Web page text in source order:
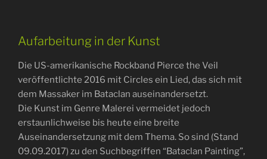
Aufarbeitung in der Kunst
Die US-amerikanische Rockband Pierce the Veil
veröffentlichte 2016 mit Circles ein Lied, das sich mit
dem Massaker im Bataclan auseinandersetzt.
Die Kunst im Genre Malerei vermeidet jedoch
erstaunlichweise bis heute eine breite
Auseinandersetzung mit dem Thema. So sind (Stand
09.09.2017) zu den Suchbegriffen “Bataclan Painting”,